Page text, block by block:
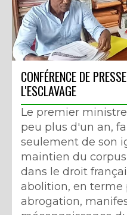
CONFÉRENCE DE
L'ESCLAVAGE
Le premier
peu plus d'un an,
seulement de son
maintien du
dans le droit
abolition, en terme
abrogation,